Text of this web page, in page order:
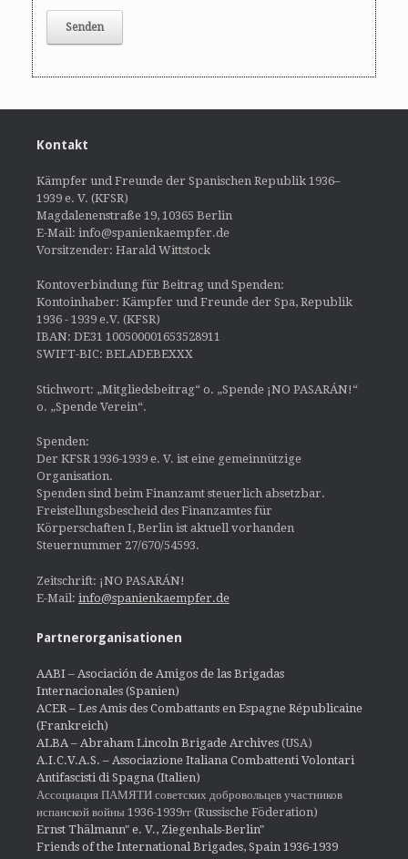
Kontakt
Kämpfer und Freunde der Spanischen Republik 1936–
1939 e. V. (KFSR)
Magdalenenstraße 19, 10365 Berlin
E-Mail: info@spanienkaempfer.de
Vorsitzender: Harald Wittstock
Kontoverbindung für Beitrag und Spenden:
Kontoinhaber: Kämpfer und Freunde der Spa, Republik
1936 - 1939 e.V. (KFSR)
IBAN: DE31 100500001653528911
SWIFT-BIC: BELADEBEXXX
Stichwort: „Mitgliedsbeitrag“ o. „Spende ¡NO PASARÁN!“
o. „Spende Verein“.
Spenden:
Der KFSR 1936-1939 e. V. ist eine gemeinnützige
Organisation.
Spenden sind beim Finanzamt steuerlich absetzbar.
Freistellungsbescheid des Finanzamtes für
Körperschaften I, Berlin ist aktuell vorhanden
Steuernummer 27/670/54593.
Zeitschrift: ¡NO PASARÁN!
E-Mail: info@spanienkaempfer.de
Partnerorganisationen
AABI – Asociación de Amigos de las Brigadas
Internacionales (Spanien)
ACER – Les Amis des Combattants en Espagne Républicaine
(Frankreich)
ALBA – Abraham Lincoln Brigade Archives (USA)
A.I.C.V.A.S. – Associazione Italiana Combattenti Volontari
Antifascisti di Spagna (Italien)
Ассоциация ПАМЯТИ советских добровольцев участников
испанской войны 1936-1939гг (Russische Föderation)
Ernst Thälmann" e. V., Ziegenhals-Berlin"
Friends of the International Brigades, Spain 1936-1939